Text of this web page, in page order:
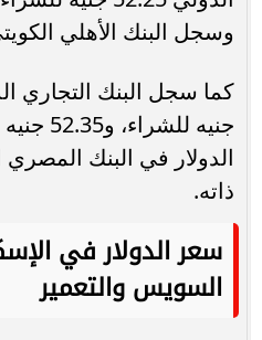
وسجل البنك الأهلي
جنيه
الدولار في البنك
ذاته.
سعر الدولار في
السويس والتعمير